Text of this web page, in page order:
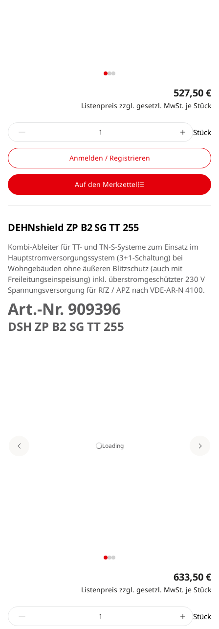
527,50 €
Listenpreis zzgl. gesetzl. MwSt. je Stück
Stück
Anmelden / Registrieren
Auf den Merkzettel
DEHNshield ZP B2 SG TT 255
Kombi-Ableiter für TT- und TN-S-Systeme zum Einsatz im
Hauptstromversorgungssystem (3+1-Schaltung) bei
Wohngebäuden ohne äußeren Blitzschutz (auch mit
Freileitungseinspeisung) inkl. überstromgeschützter 230 V
Spannungsversorgung für RfZ / APZ nach VDE-AR-N 4100.
Art.-Nr. 909396
DSH ZP B2 SG TT 255
Loading
633,50 €
Listenpreis zzgl. gesetzl. MwSt. je Stück
Stück